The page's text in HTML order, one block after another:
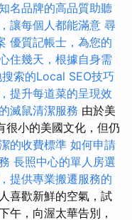
名品牌的高品質助聽
讓每個人都能滿意 尋
優質記帳士，為您的
住幾天，根據自身需
索的Local SEO技巧
提升每道菜的呈現效
滅鼠清潔服務 由於美
很小的美國文化，但仍
的收費標準 如何申請
長照中心的單人房選
提供專業搬遷服務的
喜歡新鮮的空氣，試
午，向渥太華告別，